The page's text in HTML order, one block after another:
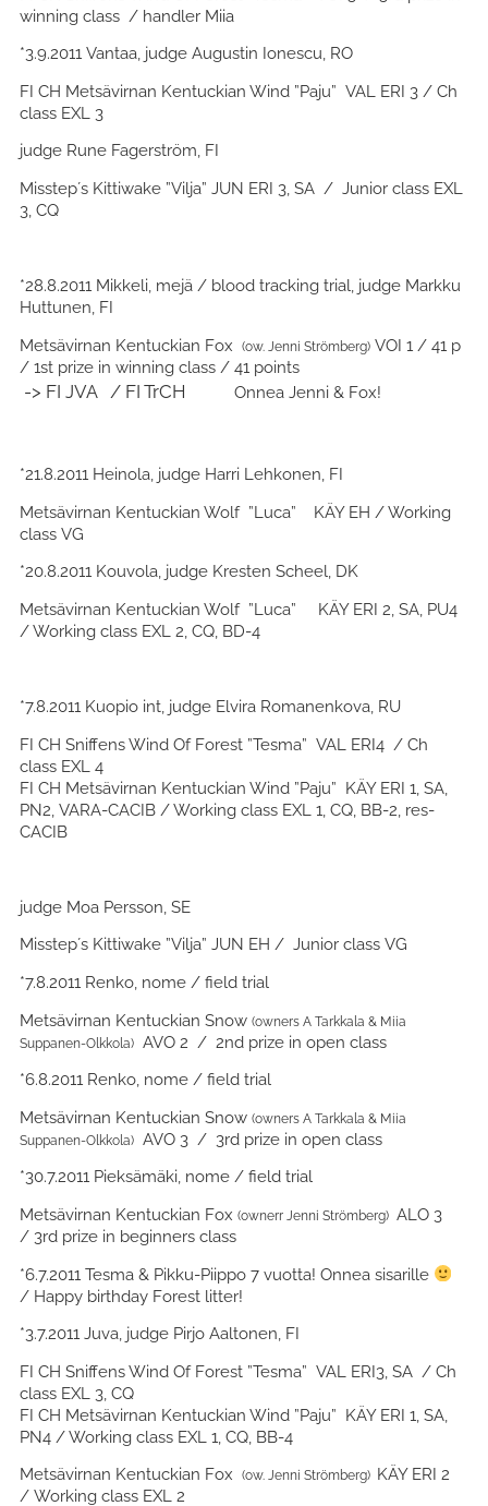
winning class / handler Miia
*3.9.2011 Vantaa, judge Augustin Ionescu, RO
FI CH Metsävirnan Kentuckian Wind ”Paju” VAL ERI 3 / Ch
class EXL 3
judge Rune Fagerström, FI
Misstep´s Kittiwake ”Vilja” JUN ERI 3, SA / Junior class EXL
3, CQ
*28.8.2011 Mikkeli, mejä / blood tracking trial, judge Markku
Huttunen, FI
Metsävirnan Kentuckian Fox (ow. Jenni Strömberg) VOI 1 / 41 p
/ 1st prize in winning class / 41 points
-> FI JVA / FI TrCH Onnea Jenni & Fox!
*21.8.2011 Heinola, judge Harri Lehkonen, FI
Metsävirnan Kentuckian Wolf ”Luca” KÄY EH / Working
class VG
*20.8.2011 Kouvola, judge Kresten Scheel, DK
Metsävirnan Kentuckian Wolf ”Luca” KÄY ERI 2, SA, PU4
/ Working class EXL 2, CQ, BD-4
*7.8.2011 Kuopio int, judge Elvira Romanenkova, RU
FI CH Sniffens Wind Of Forest ”Tesma” VAL ERI4 / Ch
class EXL 4
FI CH Metsävirnan Kentuckian Wind ”Paju” KÄY ERI 1, SA,
PN2, VARA-CACIB / Working class EXL 1, CQ, BB-2, res-
CACIB
judge Moa Persson, SE
Misstep´s Kittiwake ”Vilja” JUN EH / Junior class VG
*7.8.2011 Renko, nome / field trial
Metsävirnan Kentuckian Snow (owners A Tarkkala & Miia
Suppanen-Olkkola) AVO 2 / 2nd prize in open class
*6.8.2011 Renko, nome / field trial
Metsävirnan Kentuckian Snow (owners A Tarkkala & Miia
Suppanen-Olkkola) AVO 3 / 3rd prize in open class
*30.7.2011 Pieksämäki, nome / field trial
Metsävirnan Kentuckian Fox (ownerr Jenni Strömberg) ALO 3
/ 3rd prize in beginners class
*6.7.2011 Tesma & Pikku-Piippo 7 vuotta! Onnea sisarille
/ Happy birthday Forest litter!
*3.7.2011 Juva, judge Pirjo Aaltonen, FI
FI CH Sniffens Wind Of Forest ”Tesma” VAL ERI3, SA / Ch
class EXL 3, CQ
FI CH Metsävirnan Kentuckian Wind ”Paju” KÄY ERI 1, SA,
PN4 / Working class EXL 1, CQ, BB-4
Metsävirnan Kentuckian Fox (ow. Jenni Strömberg) KÄY ERI 2
/ Working class EXL 2